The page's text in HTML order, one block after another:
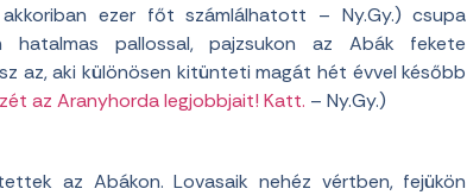
ezer főt számlálhatott – Ny.Gy.) csupa
hatalmas pallossal, pajzsukon az Abák fekete
az, aki különösen kitünteti magát hét évvel később
az Aranyhorda legjobbjait! Katt. – Ny.Gy.)
az Abákon. Lovasaik nehéz vértben, fejükön